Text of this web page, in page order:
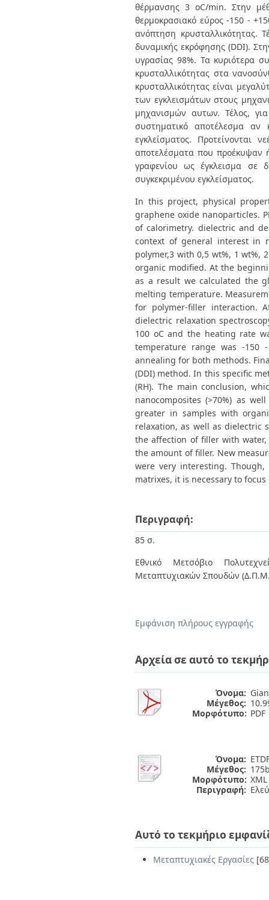
θέρμανσης 3 οC/min. Στην
θερμοκρασιακό εύρος -150 -
ανόπτηση κρυσταλλικότητας.
δυναμικής εκρόφησης (DDI).
υγρασίας 98%. Τα κυριότερα
κρυσταλλικότητας στα
κρυσταλλικότητας είναι
των εγκλεισμάτων στους
μηχανισμών αυτων. Τέλος,
συστηματικό αποτέλεσμα
εγκλείσματος. Προτείνονται
αποτελέσματα που προέκυψαν
γραφενίου ως έγκλεισμα σε
συγκεκριμένου εγκλείσματος.
In this project, physical
graphene oxide nanoparticles.
of calorimetry. dielectric and
context of general interest in
polymer,3 with 0,5 wt%, 1 wt%,
organic modified. At the
as a result we calculated the
melting temperature.
for polymer-filler interaction.
dielectric relaxation
100 oC and the heating rate
temperature range was -150
annealing for both methods.
(DDI) method. In this specific
(RH). The main conclusion,
nanocomposites (>70%) as
greater in samples with
relaxation, as well as dielectric
the affection of filler with
the amount of filler. New
were very interesting.
matrixes, it is necessary to
Περιγραφή:
85 σ.
Εθνικό Μετσόβιο
Μεταπτυχιακών Σπουδών
Εμφάνιση πλήρους εγγραφής
Αρχεία σε αυτό το
Όνομα:
Μέγεθος:
Μορφότυπο: PDF
Όνομα:
Μέγεθος:
Μορφότυπο: XML
Περιγραφή:
Αυτό το τεκμήριο
Μεταπτυχιακές Εργασίες